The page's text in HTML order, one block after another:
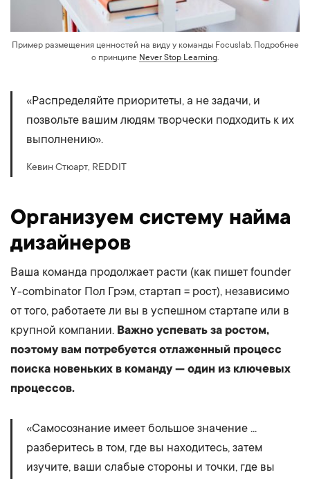
Пример размещения ценностей на виду у команды Focuslab. Подробнее
о принципе Never Stop Learning.
​​«Распределяйте приоритеты, а не задачи, и
позвольте вашим людям творчески подходить к их
выполнению».
Кевин Стюарт, REDDIT
Организуем систему найма
дизайнеров
Ваша команда продолжает расти (как пишет founder
Y-combinator Пол Грэм, стартап = рост), независимо
от того, работаете ли вы в успешном стартапе или в
крупной компании. Важно успевать за ростом,
поэтому вам потребуется отлаженный процесс
поиска новеньких в команду — один из ключевых
процессов.
«Самосознание имеет большое значение ...
разберитесь в том, где вы находитесь, затем
изучите, ваши слабые стороны и точки, где вы